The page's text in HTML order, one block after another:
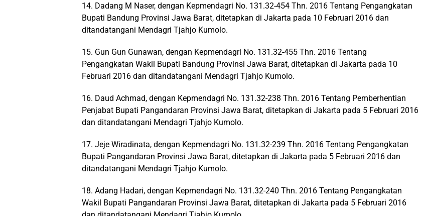
14. Dadang M Naser, dengan Kepmendagri No. 131.32-454 Thn. 2016 Tentang Pengangkatan
Bupati Bandung Provinsi Jawa Barat, ditetapkan di Jakarta pada 10 Februari 2016 dan
ditandatangani Mendagri Tjahjo Kumolo.
15. Gun Gun Gunawan, dengan Kepmendagri No. 131.32-455 Thn. 2016 Tentang
Pengangkatan Wakil Bupati Bandung Provinsi Jawa Barat, ditetapkan di Jakarta pada 10
Februari 2016 dan ditandatangani Mendagri Tjahjo Kumolo.
16. Daud Achmad, dengan Kepmendagri No. 131.32-238 Thn. 2016 Tentang Pemberhentian
Penjabat Bupati Pangandaran Provinsi Jawa Barat, ditetapkan di Jakarta pada 5 Februari 2016
dan ditandatangani Mendagri Tjahjo Kumolo.
17. Jeje Wiradinata, dengan Kepmendagri No. 131.32-239 Thn. 2016 Tentang Pengangkatan
Bupati Pangandaran Provinsi Jawa Barat, ditetapkan di Jakarta pada 5 Februari 2016 dan
ditandatangani Mendagri Tjahjo Kumolo.
18. Adang Hadari, dengan Kepmendagri No. 131.32-240 Thn. 2016 Tentang Pengangkatan
Wakil Bupati Pangandaran Provinsi Jawa Barat, ditetapkan di Jakarta pada 5 Februari 2016